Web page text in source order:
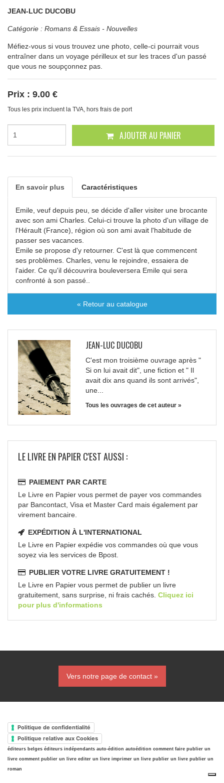
JEAN-LUC DUCOBU
Catégorie : Romans & Essais - Nouvelles
Méfiez-vous si vous trouvez une photo, celle-ci pourrait vous
entraîner dans un voyage périlleux et sur les traces d'un passé
que vous ne soupçonnez pas.
Prix : 9.00 €
Tous les prix incluent la TVA, hors frais de port
AJOUTER AU PANIER
En savoir plus Caractéristiques
Emile, veuf depuis peu, se décide d'aller visiter une brocante
avec son ami Charles. Celui-ci trouve la photo d'un village de
l'Hérault (France), région où son ami avait l'habitude de
passer ses vacances.
Emile se propose d'y retourner. C'est là que commencent
ses problèmes. Charles, venu le rejoindre, essaiera de
l'aider. Ce qu'il découvrira bouleversera Emile qui sera
confronté à son passé..
« Retour au catalogue
JEAN-LUC DUCOBU
C'est mon troisième ouvrage après "
Si on lui avait dit", une fiction et " Il
avait dix ans quand ils sont arrivés",
une...
Tous les ouvrages de cet auteur »
LE LIVRE EN PAPIER C'EST AUSSI :
PAIEMENT PAR CARTE
Le Livre en Papier vous permet de payer vos commandes
par Bancontact, Visa et Master Card mais également par
virement bancaire.
EXPÉDITION À L'INTERNATIONAL
Le Livre en Papier expédie vos commandes où que vous
soyez via les services de Bpost.
PUBLIER VOTRE LIVRE GRATUITEMENT !
Le Livre en Papier vous permet de publier un livre
gratuitement, sans surprise, ni frais cachés. Cliquez ici
pour plus d'informations
Vers notre page de contact »
Politique de confidentialité
Politique relative aux Cookies
éditeurs belges éditeurs indépendants auto-édition autoédition comment faire publier un
livre comment publier un livre editer un livre imprimer un livre publier un livre publier un
roman